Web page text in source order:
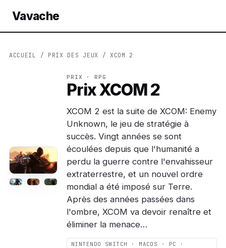
Vavache
ACCUEIL / PRIX DES JEUX / XCOM 2
PRIX · RPG
Prix XCOM 2
XCOM 2 est la suite de XCOM: Enemy
Unknown, le jeu de stratégie à
succès. Vingt années se sont
écoulées depuis que l'humanité a
perdu la guerre contre l'envahisseur
extraterrestre, et un nouvel ordre
mondial a été imposé sur Terre.
Après des années passées dans
l'ombre, XCOM va devoir renaître et
éliminer la menace…
NINTENDO SWITCH · MACOS · PC ·